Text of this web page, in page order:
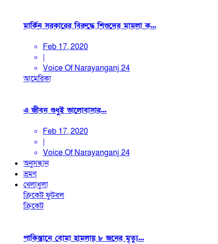
মার্কিন সরকারের বিরুদ্ধে শিশুদের মামলা ক...
Feb 17, 2020
|
Voice Of Narayanganj 24
আমেরিকা
এ জীবন শুধুই ভালোবাসার...
Feb 17, 2020
|
Voice Of Narayanganj 24
অনুসন্ধান
ভ্রমণ
খেলাধুলা
ক্রিকেটফুটবল
ক্রিকেট
পাকিস্তানে বোমা হামলায় ৮ জনের মৃত্যু...